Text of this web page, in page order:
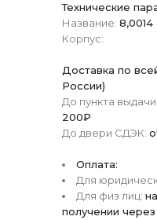
Технические
Название: 8,0014
Корпус:
Доставка по
России)
До пункта
200₽
До двери СДЭК:
Оплата:
Для
Для физ лиц:
получении